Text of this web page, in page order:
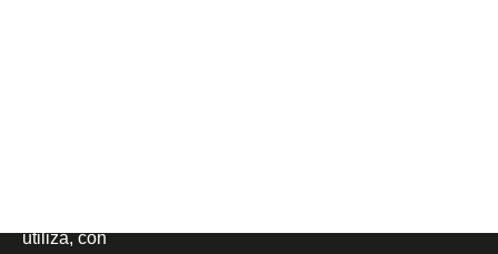
utiliza, con